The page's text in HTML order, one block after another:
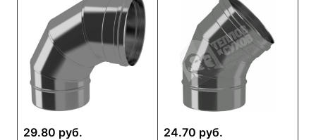
29.80 руб. 24.70 руб.